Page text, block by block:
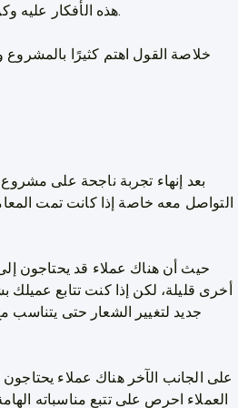
هذه الأفكار عليه وكن مبادرًا ولا تنتظر أن يعرض هو عليك خاصة أنك أنت الذي على دراية كاملة بطبيعة عملك.
خلاصة القول اهتم كثيرًا بالمشروع
بعد إنهاء تجربة ناجحة على
التواصل معه خاصة إذا كانت تمت
حيث أن هناك عملاء قد يحتاجون
أخرى قليلة، لكن إذا كنت تتابع
جديد لتغيير الشعار حتى يتناسب
على الجانب الآخر هناك عملاء يحتاجون
العملاء احرص على تتبع مناسباته